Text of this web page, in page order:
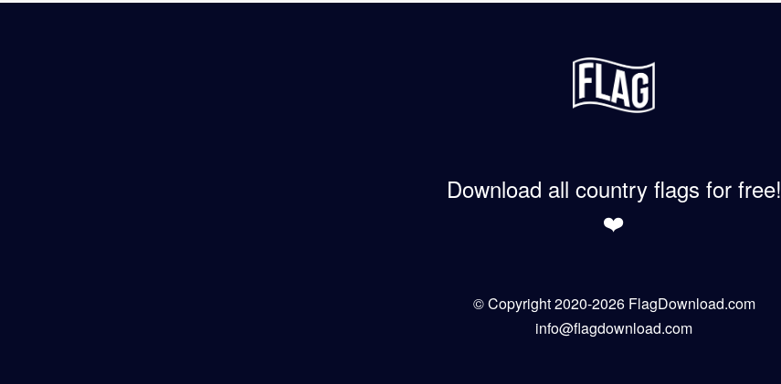
Download all country flags for free!
❤️
© Copyright 2020-2026 FlagDownload.com
info@flagdownload.com